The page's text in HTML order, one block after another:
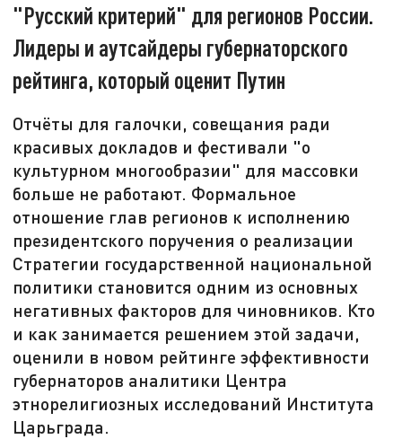
"Русский критерий" для регионов России.
Лидеры и аутсайдеры губернаторского
рейтинга, который оценит Путин
Отчёты для галочки, совещания ради
красивых докладов и фестивали "о
культурном многообразии" для массовки
больше не работают. Формальное
отношение глав регионов к исполнению
президентского поручения о реализации
Стратегии государственной национальной
политики становится одним из основных
негативных факторов для чиновников. Кто
и как занимается решением этой задачи,
оценили в новом рейтинге эффективности
губернаторов аналитики Центра
этнорелигиозных исследований Института
Царьграда.